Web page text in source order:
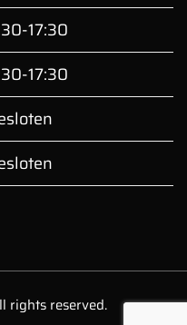
17:30
17:30
rights reserved.